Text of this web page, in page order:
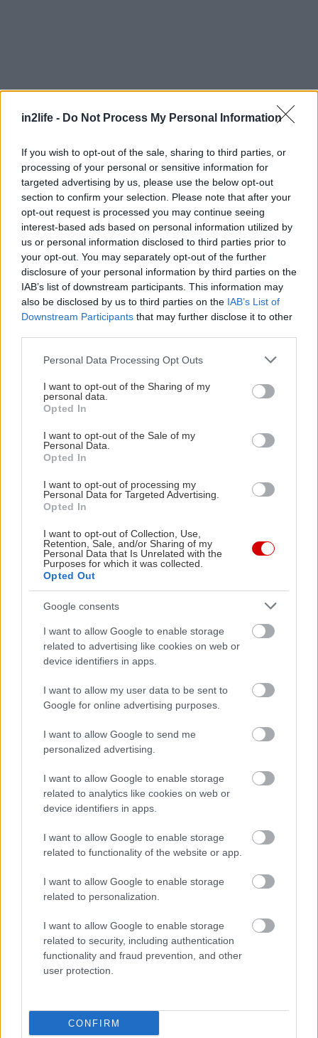
in2life - Do Not Process My Personal Information
If you wish to opt-out of the sale, sharing to third parties, or
processing of your personal or sensitive information for
targeted advertising by us, please use the below opt-out
section to confirm your selection. Please note that after your
opt-out request is processed you may continue seeing
interest-based ads based on personal information utilized by
us or personal information disclosed to third parties prior to
your opt-out. You may separately opt-out of the further
disclosure of your personal information by third parties on the
IAB’s list of downstream participants. This information may
also be disclosed by us to third parties on the IAB’s List of
Downstream Participants that may further disclose it to other
Please note that this website/app uses one or more Google
not limited to your visit or usage behaviour. You may click to
grant or deny consent to Google and its third-party tags to
use your data for below specified purposes in below Google
consent section.
Personal Data Processing Opt Outs
I want to opt-out of the Sharing of my
personal data.
Opted In
I want to opt-out of the Sale of my
Personal Data.
Opted In
I want to opt-out of processing my
Personal Data for Targeted Advertising.
Opted In
I want to opt-out of Collection, Use,
Retention, Sale, and/or Sharing of my
Personal Data that Is Unrelated with the
Purposes for which it was collected.
Opted Out
Google consents
I want to allow Google to enable storage
related to advertising like cookies on web or
device identifiers in apps.
I want to allow my user data to be sent to
Google for online advertising purposes.
I want to allow Google to send me
personalized advertising.
I want to allow Google to enable storage
related to analytics like cookies on web or
device identifiers in apps.
I want to allow Google to enable storage
related to functionality of the website or app.
I want to allow Google to enable storage
related to personalization.
I want to allow Google to enable storage
related to security, including authentication
functionality and fraud prevention, and other
user protection.
CONFIRM
Διαβάστε επίσης
Γιατί το σεξ στην παραλία είναι χάλια
Τι
PODCASTS
για...